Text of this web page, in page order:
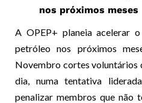
nos próximos meses
A OPEP+ planeia acelerar
petróleo nos próximos
Novembro cortes voluntários
dia, numa tentativa
penalizar membros que não